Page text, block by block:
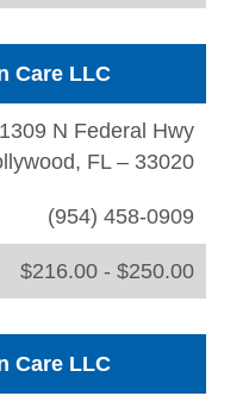
Care LLC
1309 N Federal Hwy
FL – 33020
(954) 458-0909
$216.00 - $250.00
Care LLC